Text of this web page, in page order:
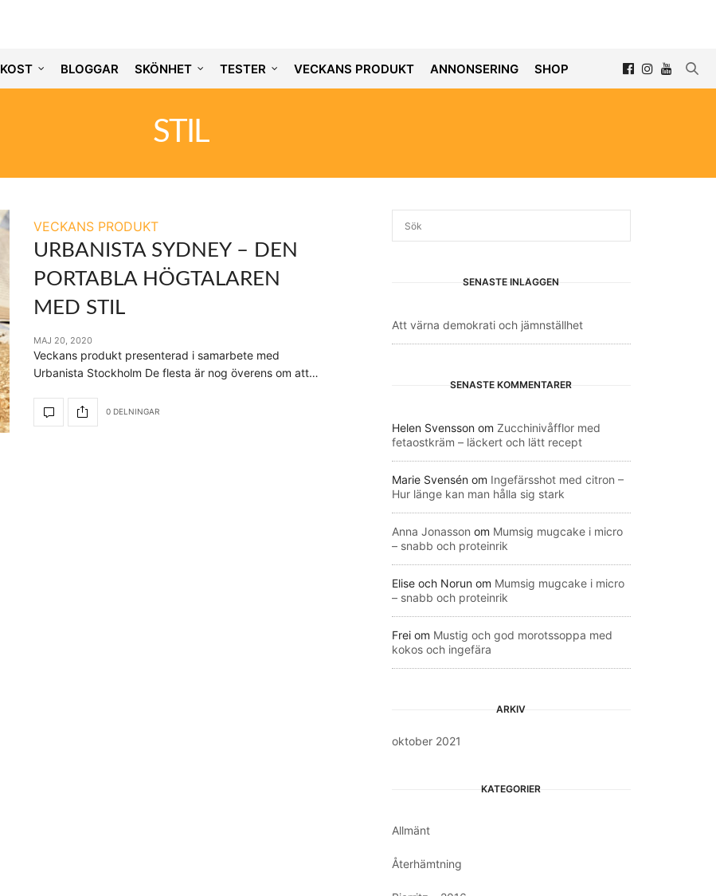
KOST BLOGGAR SKÖNHET TESTER VECKANS PRODUKT ANNONSERING SHOP
STIL
VECKANS PRODUKT
URBANISTA SYDNEY – DEN
PORTABLA HÖGTALAREN
MED STIL
MAJ 20, 2020
Veckans produkt presenterad i samarbete med
Urbanista Stockholm De flesta är nog överens om att…
0 DELNINGAR
SENASTE INLÄGGEN
Att värna demokrati och jämnställhet
SENASTE KOMMENTARER
Helen Svensson om Zucchinivåfflor med
fetaostkräm – läckert och lätt recept
Marie Svensén om Ingefärsshot med citron –
Hur länge kan man hålla sig stark
Anna Jonasson om Mumsig mugcake i micro
– snabb och proteinrik
Elise och Norun om Mumsig mugcake i micro
– snabb och proteinrik
Frei om Mustig och god morotssoppa med
kokos och ingefära
ARKIV
oktober 2021
KATEGORIER
Allmänt
Återhämtning